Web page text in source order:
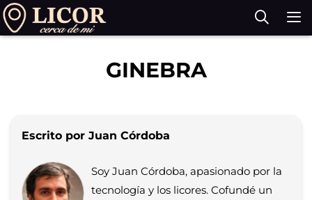
Saltar
al
GINEBRA
Escrito por Juan Córdoba
Soy Juan Córdoba, apasionado por la
tecnología y los licores. Cofundé un